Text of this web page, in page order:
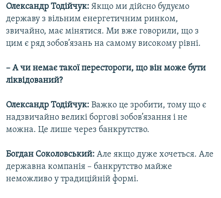
Олександр Тодійчук: Якщо ми дійсно будуємо
державу з вільним енергетичним ринком,
звичайно, має мінятися. Ми вже говорили, що з
цим є ряд зобов’язань на самому високому рівні.
– А чи немає такої перестороги, що він може бути
ліквідований?
Олександр Тодійчук: Важко це зробити, тому що є
надзвичайно великі боргові зобов’язання і не
можна. Це лише через банкрутство.
Богдан Соколовський: Але якщо дуже хочеться. Але
державна компанія – банкрутство майже
неможливо у традиційній формі.